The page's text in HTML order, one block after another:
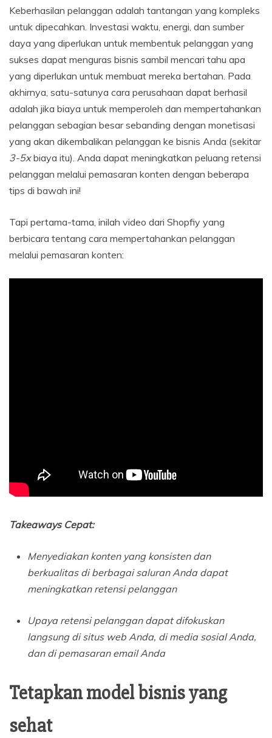
Keberhasilan pelanggan adalah tantangan yang kompleks
untuk dipecahkan. Investasi waktu, energi, dan sumber
daya yang diperlukan untuk membentuk pelanggan yang
sukses dapat menguras bisnis sambil mencari tahu apa
yang diperlukan untuk membuat mereka bertahan. Pada
akhirnya, satu-satunya cara perusahaan dapat berhasil
adalah jika biaya untuk memperoleh dan mempertahankan
pelanggan sebagian besar sebanding dengan monetisasi
yang akan dikembalikan pelanggan ke bisnis Anda (sekitar
3-5xbiaya itu). Anda dapat meningkatkan peluang retensi
pelanggan melalui pemasaran konten dengan beberapa
tips di bawah ini!
Tapi pertama-tama, inilah video dari Shopfiy yang
berbicara tentang cara mempertahankan pelanggan
melalui pemasaran konten:
Takeaways Cepat:
Menyediakan konten yang konsisten dan
berkualitas di berbagai saluran Anda dapat
meningkatkan retensi pelanggan
Upaya retensi pelanggan dapat difokuskan
langsung di situs web Anda, di media sosial Anda,
dan di pemasaran email Anda
Tetapkan model bisnis yang
sehat